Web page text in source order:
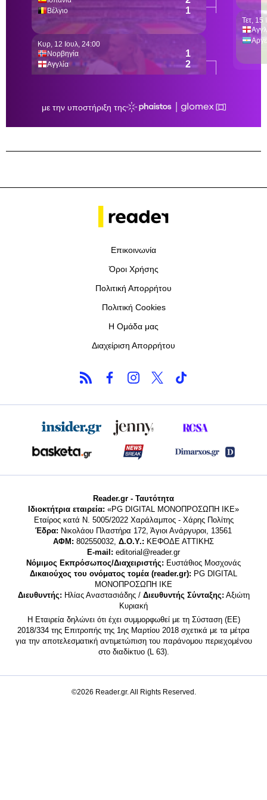
Επικοινωνία
Όροι Χρήσης
Πολιτική Απορρήτου
Πολιτική Cookies
Η Ομάδα μας
Διαχείριση Απορρήτου
Reader.gr - Ταυτότητα
Ιδιοκτήτρια εταιρεία: «PG DIGITAL MONΟΠΡΟΣΩΠΗ ΙΚΕ»
Εταίρος κατά Ν. 5005/2022 Χαράλαμπος - Χάρης Πολίτης
Έδρα: Νικολάου Πλαστήρα 172, Άγιοι Ανάργυροι, 13561
ΑΦΜ: 802550032, Δ.Ο.Υ.: ΚΕΦΟΔΕ ΑΤΤΙΚΗΣ
E-mail: editorial@reader.gr
Νόμιμος Εκπρόσωπος/Διαχειριστής: Ευστάθιος Μοσχονάς
Δικαιούχος του ονόματος τομέα (reader.gr): PG DIGITAL
MONΟΠΡΟΣΩΠΗ ΙΚΕ
Διευθυντής: Ηλίας Αναστασιάδης / Διευθυντής Σύνταξης: Αξιώτη
Κυριακή
Η Εταιρεία δηλώνει ότι έχει συμμορφωθεί με τη Σύσταση (ΕΕ)
2018/334 της Επιτροπής της 1ης Μαρτίου 2018 σχετικά με τα μέτρα
για την αποτελεσματική αντιμετώπιση του παράνομου περιεχομένου
στο διαδίκτυο (L 63).
©2026 Reader.gr. All Rights Reserved.